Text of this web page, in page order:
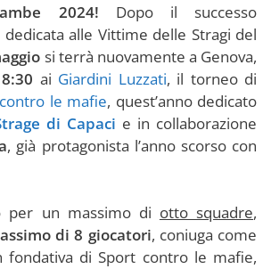
2024! Dopo il successo
dedicata alle Vittime delle Stragi del
si terrà nuovamente a Genova,
ai Giardini Luzzati, il torneo di
le mafie, quest’anno dedicato
di Capaci e in collaborazione
, già protagonista l’anno scorso con
per un massimo di otto squadre,
di 8 giocatori, coniuga come
fondativa di Sport contro le mafie,